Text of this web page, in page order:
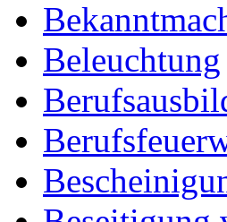
Beleuchtung